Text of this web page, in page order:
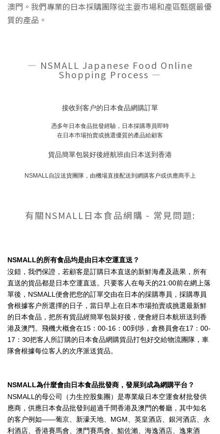
澳門。我們專業的日本採購團隊從主要市場和產區甄選最優
質的產品。
— NSMALL Japanese Food Online
Shopping Process —
接收到客户的日本食品網購訂單
憑多年日本食品批發經驗，日本採購專員即時
在日本巿場拍賣或挑選優質的產品給顧客
貨品簡單包裝好後經航班由日本送到香港
NSMALL自設送貨團隊， 由機場直接配送到網購客户或供應商手上
有關NSMALL日本食品網購 - 常見問題:
NSMALL的所有食品均是由日本空運直送？
沒錯，我們保證，若顧客是訂購日本直送的新鮮海產及蔬果，所有
直送的貨品都是日本空運直送。只要客人在每天的21:00前在網上落
單後，NSMALL便會把您的訂單交由在日本的採購專員，採購專員
會根據客户所選擇的日子，當日早上在日本巿場拍賣或挑選最新鮮
的日本食品，把所有貨品經簡單包裝好後，便會經日本航班送到香
港及澳門。飛機大概會在15：00-16：00到埗，倉務員會在17：00-
17：30把客人所訂購的日本食品網購貨品打包好交給物流團隊，車
隊會根據每位客人的次序派送貨品。
NSMALL為什麼會由日本食品批發商，發展到成為網購平台？
NSMALL的母公司（力生控股集團）是專業級日本空運食材批發供
應商，供應日本食品批發到超過千間香港及澳門的餐廳，其中知名
的客户例如——葡京、新濠天地、MGM、英皇酒店、銀河酒店、永
利酒店、香港賽馬會、澳門賽馬會、鮨佐瀨、海逸酒店、逸東酒